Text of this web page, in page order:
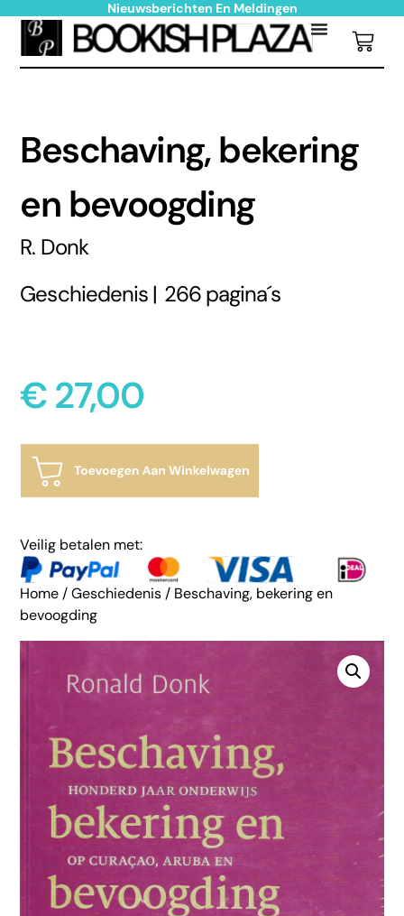
Nieuwsberichten En Meldingen
Home/Geschiedenis/ Beschaving, bekering en
bevoogding
Beschaving, bekering
en bevoogding
R. Donk
Geschiedenis | 266 pagina´s
€27,00
Veilig betalen met: